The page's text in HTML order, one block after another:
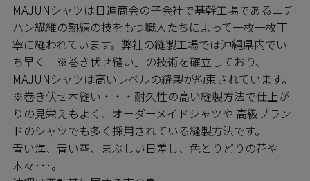
MAJUNシャツは日進商会の子会社で基幹工場であるニチ
ハン繊維の熟練の技をもつ職人たちによって一枚一枚丁
寧に縫われています。弊社の縫製工場では沖縄県内でい
ち早く「※巻き伏せ縫い」の技術を確立しており、
MAJUNシャツは高いレベルの縫製が約束されています。
※巻き伏せ本縫い・・・耐久性の高い縫製方法で仕上が
りの見栄えもよく、オーダーメイドシャツや 高級ブラン
ドのシャツでも多く採用されている縫製方法です。
青い海、青い空、まぶしい日差し、色とりどりの花や
木々･･･。